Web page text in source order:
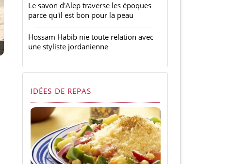
Le savon d'Alep traverse les époques
parce qu'il est bon pour la peau
Hossam Habib nie toute relation avec
une styliste jordanienne
IDÉES DE REPAS